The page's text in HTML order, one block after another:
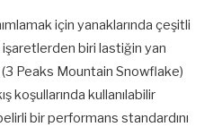
için yanaklarında çeşitli
biri lastiğin yan
(3 Peaks Mountain Snowflake)
koşullarında kullanılabilir
bir performans standardını